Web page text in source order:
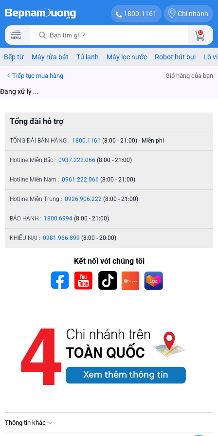
1800.1161 Chi nhánh
0
Bếp từ Máy rửa bát Tủ lạnh Máy lọc nước Robot hút bụi Lò
Tiếp tục mua hàng Giỏ hàng của bạn
Đang xử lý ...
Tổng đài hỗ trợ
TỔNG ĐÀI BÁN HÀNG : 1800.1161 (8:00 - 21:00) - Miễn phí
Hotline Miền Bắc : 0937.222.066 (8:00 - 21:00)
Hotline Miền Nam : 0961.222.066 (8:00 - 21:00)
Hotline Miền Trung : 0926.906.222 (8:00 - 21:00)
BẢO HÀNH : 1800.6994 (8:00 - 21:00)
KHIẾU NẠI : 0981.966.899 (8:00 - 20:00)
Kết nối với chúng tôi
Thông tin khác